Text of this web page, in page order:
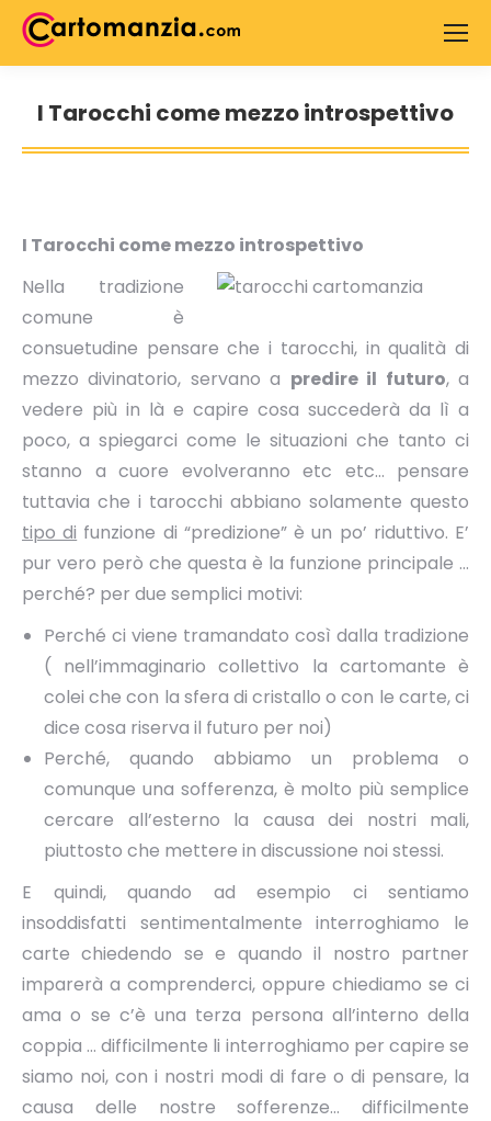
Search:
I Tarocchi come mezzo introspettivo
You are here:
I Tarocchi come mezzo introspettivo
Nella tradizione
comune è
consuetudine pensare che i tarocchi, in qualità di
mezzo divinatorio, servano a predire il futuro, a
vedere più in là e capire cosa succederà da lì a
poco, a spiegarci come le situazioni che tanto ci
stanno a cuore evolveranno etc etc… pensare
tuttavia che i tarocchi abbiano solamente questo
tipo di funzione di “predizione” è un po’ riduttivo. E’
pur vero però che questa è la funzione principale …
perché? per due semplici motivi:
Perché ci viene tramandato così dalla tradizione
( nell’immaginario collettivo la cartomante è
colei che con la sfera di cristallo o con le carte, ci
dice cosa riserva il futuro per noi)
Perché, quando abbiamo un problema o
comunque una sofferenza, è molto più semplice
cercare all’esterno la causa dei nostri mali,
piuttosto che mettere in discussione noi stessi.
E quindi, quando ad esempio ci sentiamo
insoddisfatti sentimentalmente interroghiamo le
carte chiedendo se e quando il nostro partner
imparerà a comprenderci, oppure chiediamo se ci
ama o se c’è una terza persona all’interno della
coppia … difficilmente li interroghiamo per capire se
siamo noi, con i nostri modi di fare o di pensare, la
causa delle nostre sofferenze… difficilmente